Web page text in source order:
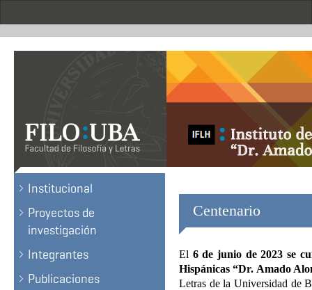
Institucional
Proyectos de
investigación
Integrantes
Publicaciones
Centenario
El 6 de junio de 2023 se
Hispánicas “Dr. Amado
Letras de la Universidad de